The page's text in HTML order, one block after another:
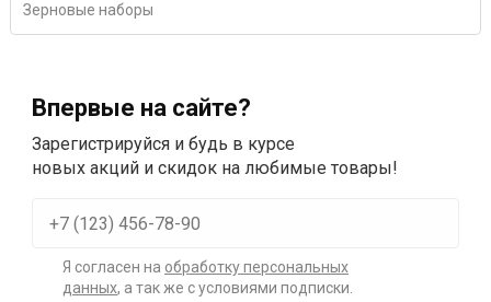
Зерновые наборы
Впервые на сайте?
Зарегистрируйся и будь в курсе
новых акций и скидок на любимые товары!
Я согласен на обработку персональных
данных, а так же с условиями подписки.